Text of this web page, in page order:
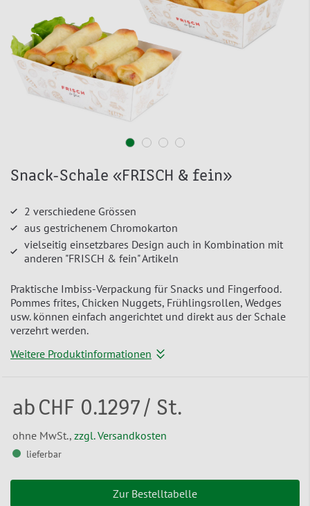
Snack-Schale «FRISCH & fein»
2 verschiedene Grössen
aus gestrichenem Chromokarton
vielseitig einsetzbares Design auch in Kombination mit
anderen "FRISCH & fein" Artikeln
Praktische Imbiss-Verpackung für Snacks und Fingerfood.
Pommes frites, Chicken Nuggets, Frühlingsrollen, Wedges
usw. können einfach angerichtet und direkt aus der Schale
verzehrt werden.
Weitere Produktinformationen
ab CHF 0.1297/ St.
ohne MwSt., zzgl. Versandkosten
lieferbar
Zur Bestelltabelle